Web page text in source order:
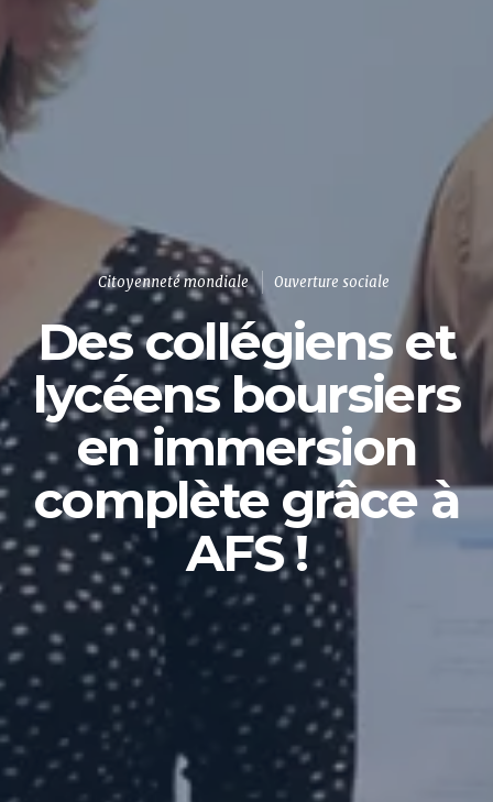
Citoyenneté mondiale Ouverture sociale
Des collégiens et
lycéens boursiers
en immersion
complète grâce à
AFS !